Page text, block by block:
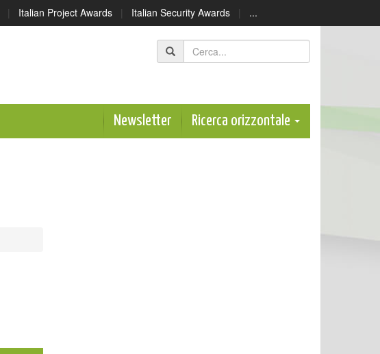
| Italian Project Awards | Italian Security Awards | ...
Newsletter Ricerca orizzontale